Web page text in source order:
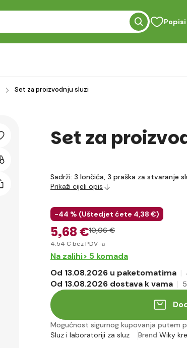
Popisi
Set za proizvodnju sluzi
Set za
Sadrži: 3 lončića, 3 praška za stvaranje
Prikaži cijeli opis
-44 % (Uštedjet ćete 4,38 €)
5,68 €10,06 €
4,54 € bez PDV-a
Na zalihi> 5 komada
Od 13.08.2026 u paketomatima
Od 13.08.2026 dostava k vama 5
Mogućnost sigurnog kupovanja putem
Sluz i laboratoriji za sluz
Brend Wiky